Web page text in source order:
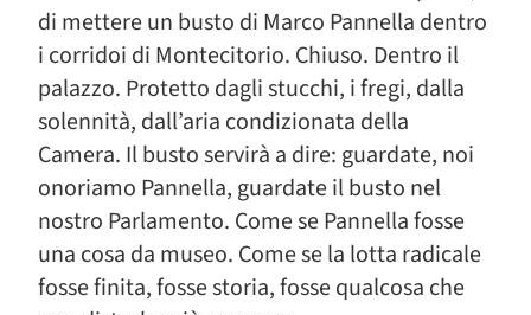
di mettere un busto di Marco Pannella dentro
i corridoi di Montecitorio. Chiuso. Dentro il
palazzo. Protetto dagli stucchi, i fregi, dalla
solennità, dall’aria condizionata della
Camera. Il busto servirà a dire: guardate, noi
onoriamo Pannella, guardate il busto nel
nostro Parlamento. Come se Pannella fosse
una cosa da museo. Come se la lotta radicale
fosse finita, fosse storia, fosse qualcosa che